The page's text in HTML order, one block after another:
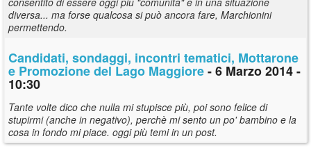
diversa... ma forse qualcosa si può ancora fare, Marchionini
permettendo.
Candidati, sondaggi, incontri tematici, Mottarone
e Promozione del Lago Maggiore- 6 Marzo 2014 -
10:30
Tante volte dico che nulla mi stupisce più, poi sono felice di
stupirmi (anche in negativo), perchè mi sento un po' bambino e la
cosa in fondo mi piace. oggi più temi in un post.